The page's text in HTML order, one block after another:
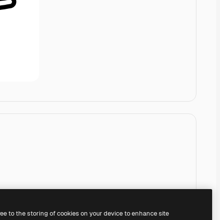
to the storing of cookies on your device to enhance site